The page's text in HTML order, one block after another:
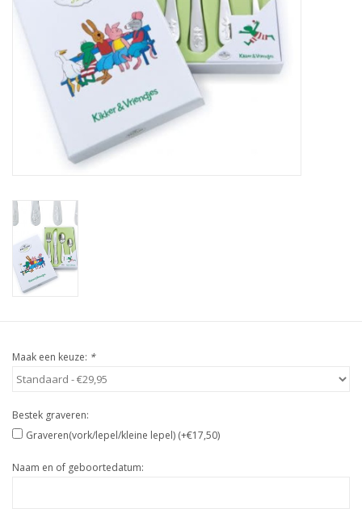
Maak een keuze: *
Bestek graveren:
Graveren(vork/lepel/kleine lepel) (+€17,50)
Naam en of geboortedatum: